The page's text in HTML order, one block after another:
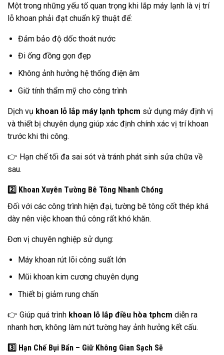
Một trong những yếu tố quan trọng khi lắp máy lạnh là vị trí
lỗ khoan phải đạt chuẩn kỹ thuật để:
Đảm bảo độ dốc thoát nước
Đi ống đồng gọn đẹp
Không ảnh hưởng hệ thống điện âm
Giữ tính thẩm mỹ cho công trình
Dịch vụ khoan lỗ lắp máy lạnh tphcm sử dụng máy định vị
và thiết bị chuyên dụng giúp xác định chính xác vị trí khoan
trước khi thi công.
👉 Hạn chế tối đa sai sót và tránh phát sinh sửa chữa về
sau.
2️⃣ Khoan Xuyên Tường Bê Tông Nhanh Chóng
Đối với các công trình hiện đại, tường bê tông cốt thép khá
dày nên việc khoan thủ công rất khó khăn.
Đơn vị chuyên nghiệp sử dụng:
Máy khoan rút lõi công suất lớn
Mũi khoan kim cương chuyên dụng
Thiết bị giảm rung chấn
👉 Giúp quá trình khoan lỗ lắp điều hòa tphcm diễn ra
nhanh hơn, không làm nứt tường hay ảnh hưởng kết cấu.
3️⃣ Hạn Chế Bụi Bẩn – Giữ Không Gian Sạch Sẽ